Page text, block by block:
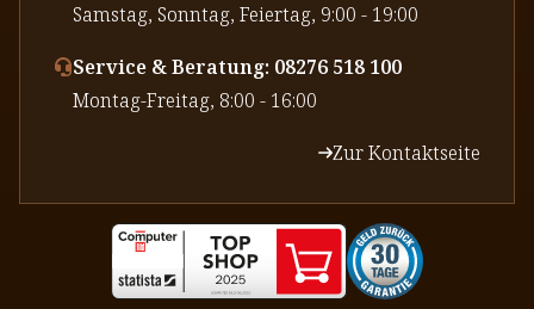
⁠Samstag, Sonntag, Feiertag, 9:00 - 19:00
Service & Beratung: 08276 518 100
⁠Montag-Freitag, 8:00 - 16:00
Zur Kontaktseite